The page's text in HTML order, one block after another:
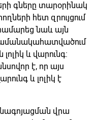
գները տարօրինակ
հետ զրույցում
նաև այն
լոլիկ և վարունգ:
է, որ այս
և լոլիկ է
վրա